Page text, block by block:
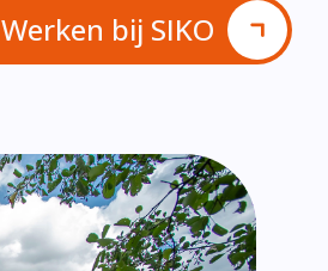
Werken bij SIKO